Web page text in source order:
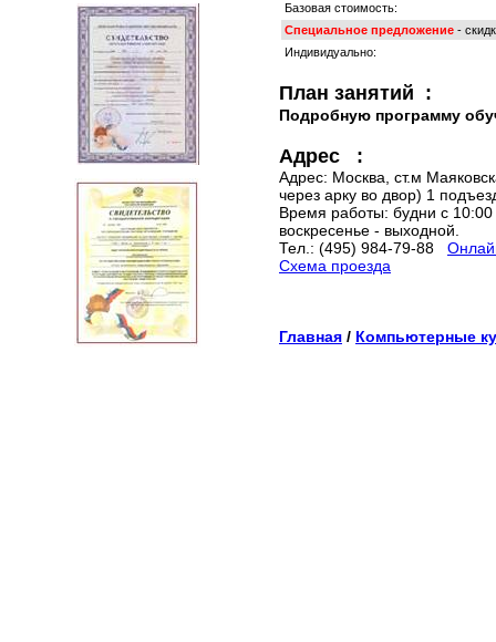
Базовая стоимость:
Специальное предложение -
Индивидуально:
План занятий :
Подробную программу
Адрес :
Адрес: Москва, ст.м
через арку во двор) 1
Время работы: будни с
воскресенье - выходной.
Тел.: (495) 984-79-88
Схема проезда
Главная / Компьютерные